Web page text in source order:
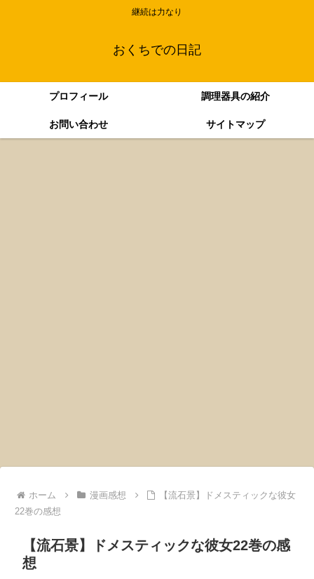
継続は力なり
おくちでの日記
プロフィール 調理器具の紹介
お問い合わせ サイトマップ
ホーム 漫画感想
【流石景】ドメスティックな彼女
22巻の感想
【流石景】ドメスティックな彼女22巻の感
想